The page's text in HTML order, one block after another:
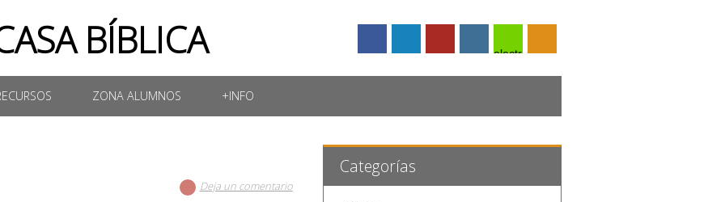
BÍBLICA electrónico
ZONA ALUMNOS +INFO
Deja un comentario
Categorías